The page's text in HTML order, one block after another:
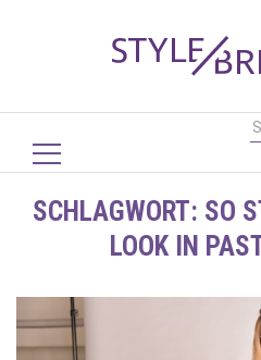
SCHLAGWORT: SO
LOOK IN